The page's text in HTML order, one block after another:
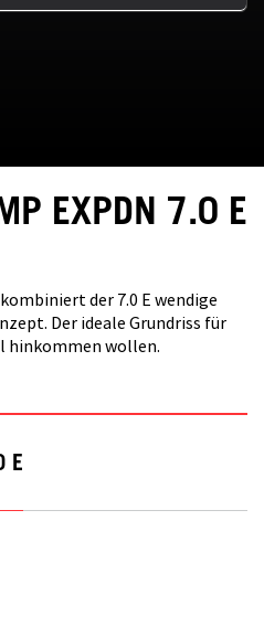
EXPDN 7.0 E
der 7.0 E wendige
Der ideale Grundriss für
hinkommen wollen.
E